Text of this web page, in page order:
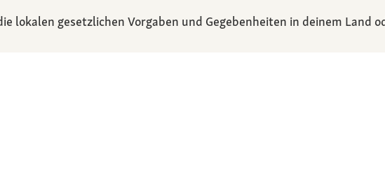
lokalen gesetzlichen Vorgaben und Gegebenheiten in deinem Land